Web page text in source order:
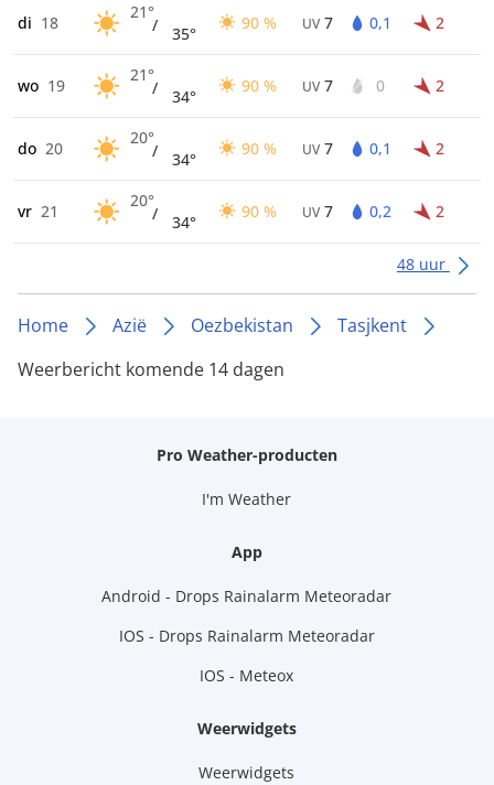
di 18
21°
/ 35°
90 % UV 7 0,1 2
wo 19
21°
/ 34°
90 % UV 7 0 2
do 20
20°
/ 34°
90 % UV 7 0,1 2
vr 21
20°
/ 34°
90 % UV 7 0,2 2
48 uur
Home Azië Oezbekistan
Tasjkent
Weerbericht komende 14 dagen
Pro Weather-producten
I'm Weather
App
Android - Drops Rainalarm Meteoradar
IOS - Drops Rainalarm Meteoradar
IOS - Meteox
Weerwidgets
Weerwidgets